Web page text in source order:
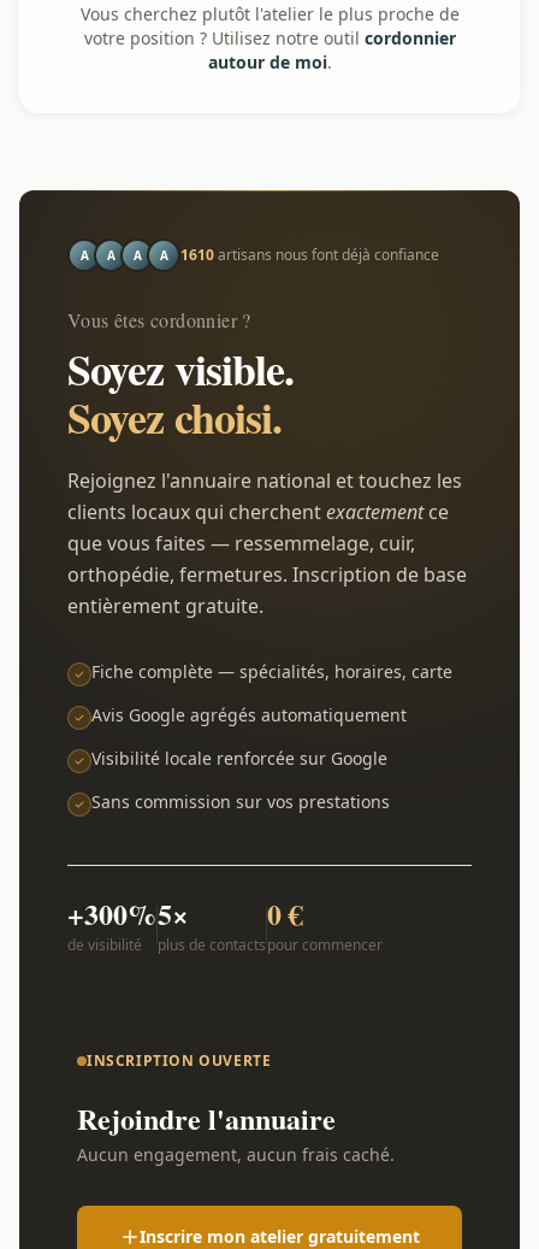
Vous cherchez plutôt l'atelier le plus proche de
votre position ? Utilisez notre outil cordonnier
autour de moi.
A A A A 1610artisans nous font déjà confiance
Vous êtes cordonnier ?
Soyez visible.
Soyez choisi.
Rejoignez l'annuaire national et touchez les
clients locaux qui cherchentexactementce
que vous faites — ressemmelage, cuir,
orthopédie, fermetures. Inscription de base
entièrement gratuite.
Fiche complète — spécialités, horaires, carte
Avis Google agrégés automatiquement
Visibilité locale renforcée sur Google
Sans commission sur vos prestations
+300%
de visibilité
5×
plus de contacts
0 €
pour commencer
INSCRIPTION OUVERTE
Rejoindre l'annuaire
Aucun engagement, aucun frais caché.
Inscrire mon atelier gratuitement